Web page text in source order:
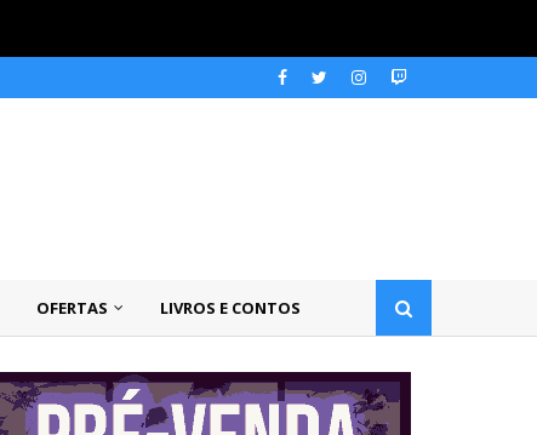
OFERTAS LIVROS E CONTOS